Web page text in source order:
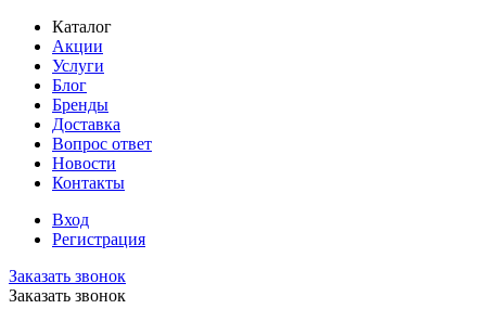
Каталог
Акции
Услуги
Блог
Бренды
Доставка
Вопрос ответ
Новости
Контакты
Вход
Регистрация
Заказать звонок
Заказать звонок